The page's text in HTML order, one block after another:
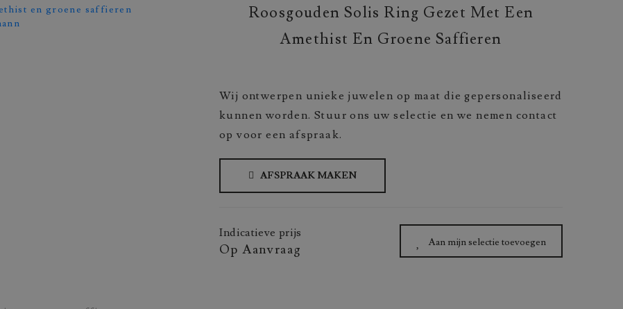
Roosgouden Solis Ring Gezet Met Een
Amethist En Groene Saffieren
Wij ontwerpen unieke juwelen op maat die gepersonaliseerd
kunnen worden. Stuur ons uw selectie en we nemen contact
op voor een afspraak.
AFSPRAAK MAKEN
Indicatieve prijs
Op Aanvraag Aan mijn selectie toevoegen